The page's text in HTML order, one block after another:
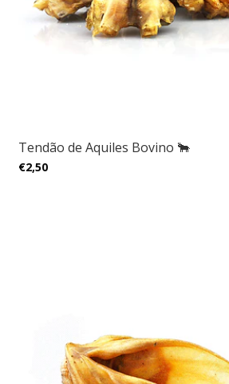
Tendão de Aquiles Bovino 🐂
€2,50